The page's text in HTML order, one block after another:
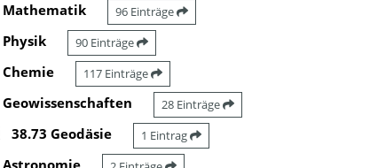
Mathematik 96 Einträge
Physik 90 Einträge
Chemie 117 Einträge
Geowissenschaften 28 Einträge
38.73 Geodäsie 1 Eintrag
Astronomie